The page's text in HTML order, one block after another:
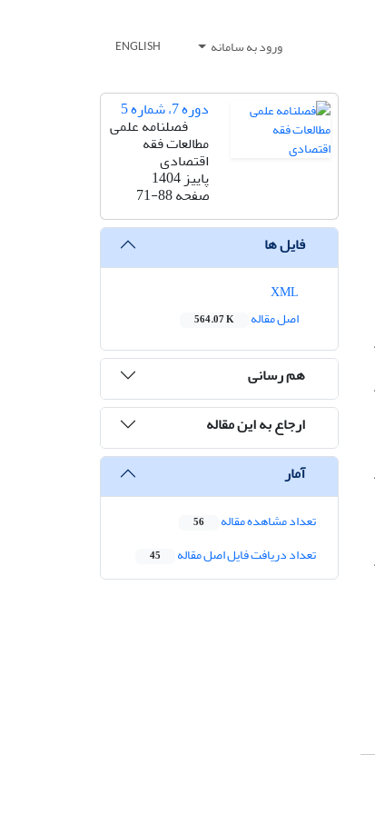
ورود به سامانه ENGLISH
دوره 7، شماره 5
فصلنامه علمی
مطالعات فقه
اقتصادی
پاییز 1404
صفحه71-88
فایل ها
اصل مقاله
564.07 K
هم رسانی
ارجاع به این مقاله
آمار
تعداد مشاهده مقاله 56
تعداد دریافت فایل اصل مقاله 45